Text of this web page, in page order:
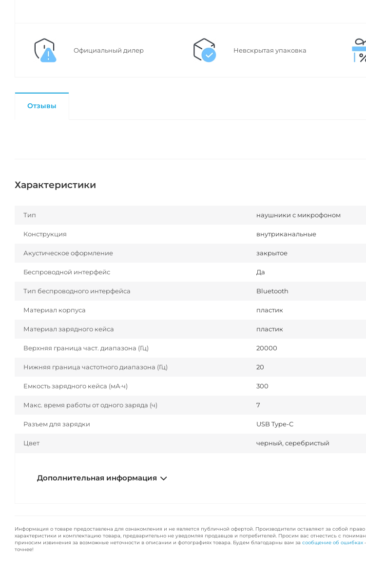
Официальный дилер Невскрытая упаковка
Отзывы
Характеристики
Тип наушники с микрофоном
Конструкция внутриканальные
Акустическое оформление закрытое
Беспроводной интерфейс Да
Тип беспроводного интерфейса Bluetooth
Материал корпуса пластик
Материал зарядного кейса пластик
Верхняя граница част. диапазона (Гц) 20000
Нижняя граница частотного диапазона (Гц) 20
Емкость зарядного кейса (мА·ч) 300
Макс. время работы от одного заряда (ч) 7
Разъем для зарядки USB Type-C
Цвет черный, серебристый
Дополнительная информация
Информация о товаре предоставлена для ознакомления и не является публичной офертой. Производители оставляют за собой
характеристики и комплектацию товара, предварительно не уведомляя продавцов и потребителей. Просим вас отнестись с
приносим извинения за возможные неточности в описании и фотографиях товара. Будем благодарны вам за сообщение об ошибках
точнее!